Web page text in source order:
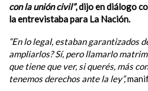
con la unión civil”, dijo en diálogo
la entrevistaba para La Nación.
“En lo legal, estaban garantizados
ampliarlos? Sí, pero llamarlo
que tiene que ver, si querés, más
tenemos derechos ante la ley”,